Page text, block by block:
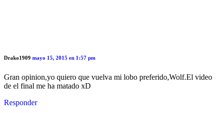
Drako1909 mayo 15, 2015 en 1:57 pm
Gran opinion,yo quiero que vuelva mi lobo preferido,Wolf.El video
de el final me ha matado xD
Responder